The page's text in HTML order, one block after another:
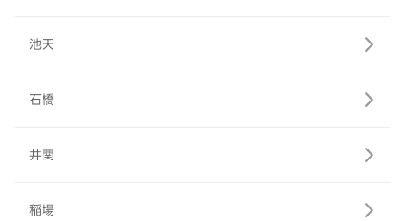
池天
石橋
井関
稲場